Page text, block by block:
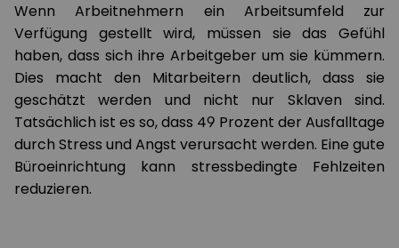
Wenn Arbeitnehmern ein Arbeitsumfeld zur
Verfügung gestellt wird, müssen sie das Gefühl
haben, dass sich ihre Arbeitgeber um sie kümmern.
Dies macht den Mitarbeitern deutlich, dass sie
geschätzt werden und nicht nur Sklaven sind.
Tatsächlich ist es so, dass 49 Prozent der Ausfalltage
durch Stress und Angst verursacht werden. Eine gute
Büroeinrichtung kann stressbedingte Fehlzeiten
reduzieren.